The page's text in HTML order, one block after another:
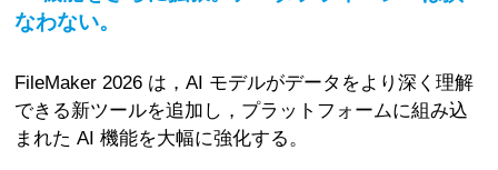
なわない。
FileMaker 2026 は，AI モデルがデータをより深く理解
できる新ツールを追加し，プラットフォームに組み込
まれた AI 機能を大幅に強化する。